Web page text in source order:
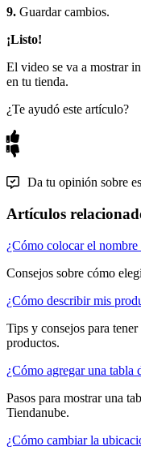
9. Guardar cambios.
¡Listo!
El video se va a mostrar
en tu tienda.
¿Te ayudó este artículo?
Da tu opinión sobre
Artículos
¿Cómo colocar el
Consejos sobre cómo
¿Cómo describir mis
Tips y consejos para
productos.
¿Cómo agregar una tabla
Pasos para mostrar una
Tiendanube.
¿Cómo cambiar la